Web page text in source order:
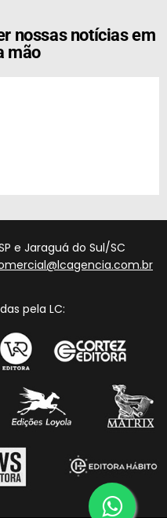
nossas notícias em
mão
e Jaraguá do Sul/SC
pela LC: